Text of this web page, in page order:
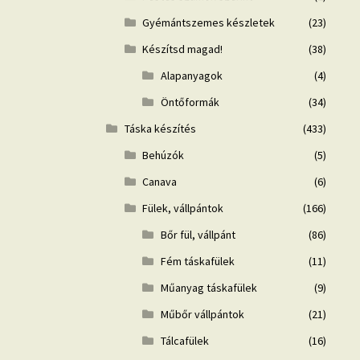
Gyémántszemes készletek
(23)
Készítsd magad!
(38)
Alapanyagok
(4)
Öntőformák
(34)
Táska készítés
(433)
Behúzók
(5)
Canava
(6)
Fülek, vállpántok
(166)
Bőr fül, vállpánt
(86)
Fém táskafülek
(11)
Műanyag táskafülek
(9)
Műbőr vállpántok
(21)
Tálcafülek
(16)